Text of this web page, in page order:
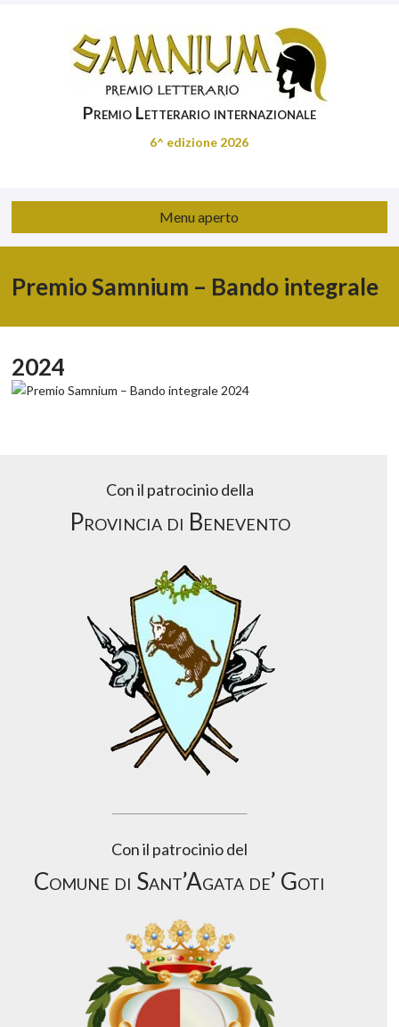
Premio Letterario internazionale
6^ edizione 2026
Menu aperto
Premio Samnium – Bando integrale
2024
Con il patrocinio della
Provincia di Benevento
Con il patrocinio del
Comune di Sant’Agata de’ Goti